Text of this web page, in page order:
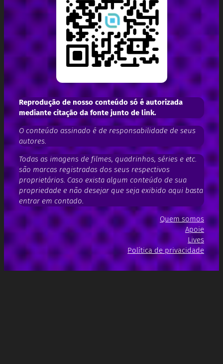
Reprodução de nosso conteúdo só é autorizada
mediante citação da fonte junto de link.
O conteúdo assinado é de responsabilidade de seus
autores.
Todas as imagens de filmes, quadrinhos, séries e etc.
são marcas registradas dos seus respectivos
proprietários. Caso exista algum conteúdo de sua
propriedade e não desejar que seja exibido aqui basta
entrar em contado.
Quem somos
Apoie
Lives
Política de privacidade